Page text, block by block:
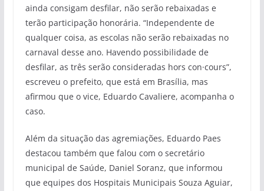
ainda consigam desfilar, não serão rebaixadas e
terão participação honorária. “Independente de
qualquer coisa, as escolas não serão rebaixadas no
carnaval desse ano. Havendo possibilidade de
desfilar, as três serão consideradas hors con·cours”,
escreveu o prefeito, que está em Brasília, mas
afirmou que o vice, Eduardo Cavaliere, acompanha o
caso.
Além da situação das agremiações, Eduardo Paes
destacou também que falou com o secretário
municipal de Saúde, Daniel Soranz, que informou
que equipes dos Hospitais Municipais Souza Aguiar,